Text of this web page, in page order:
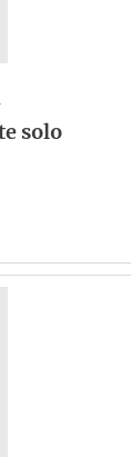
solo